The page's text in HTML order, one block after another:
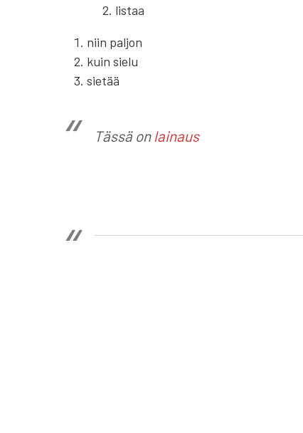
listaa
niin paljon
kuin sielu
sietää
Tässä on lainaus